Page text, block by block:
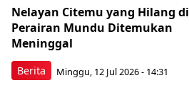
Berita
Nelayan Citemu yang Hilang di
Perairan Mundu Ditemukan
Meninggal
Minggu, 12 Jul 2026 - 14:31